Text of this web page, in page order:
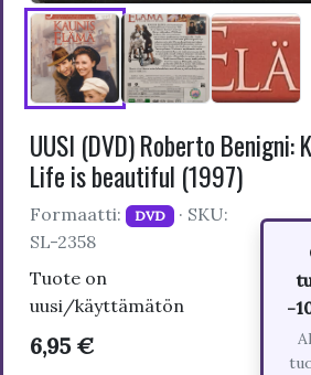
UUSI (DVD) Roberto Benigni:
Life is beautiful (1997)
Formaatti: DVD · SKU:
SL-2358
Tuote on
uusi/käyttämätön
6,95 €
-